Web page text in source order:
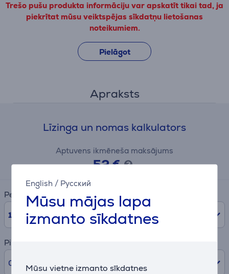
English / Русский
Mūsu mājas lapa
izmanto sīkdatnes
Mūsu vietne izmanto sīkdatnes
Trešo pušu produkta informāciju var apskatīt tikai tad, ja
piekrītat mūsu veiktspējas sīkdatņu lietošanas
noteikumiem.
Pielāgot
Apraksts
Līzinga un nomas kalkulators
Aptuvens ikmēneša maksājums
52 €
Periods
10 mēn.
Pirmā iemaksa
0% / 0,00 €